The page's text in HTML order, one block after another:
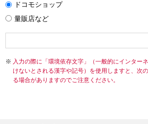
ドコモショップ
量販店など
入力の際に「環境依存文字」（一般的にインター
けないとされる漢字や記号）を使用しますと、次
る場合がありますのでご注意ください。